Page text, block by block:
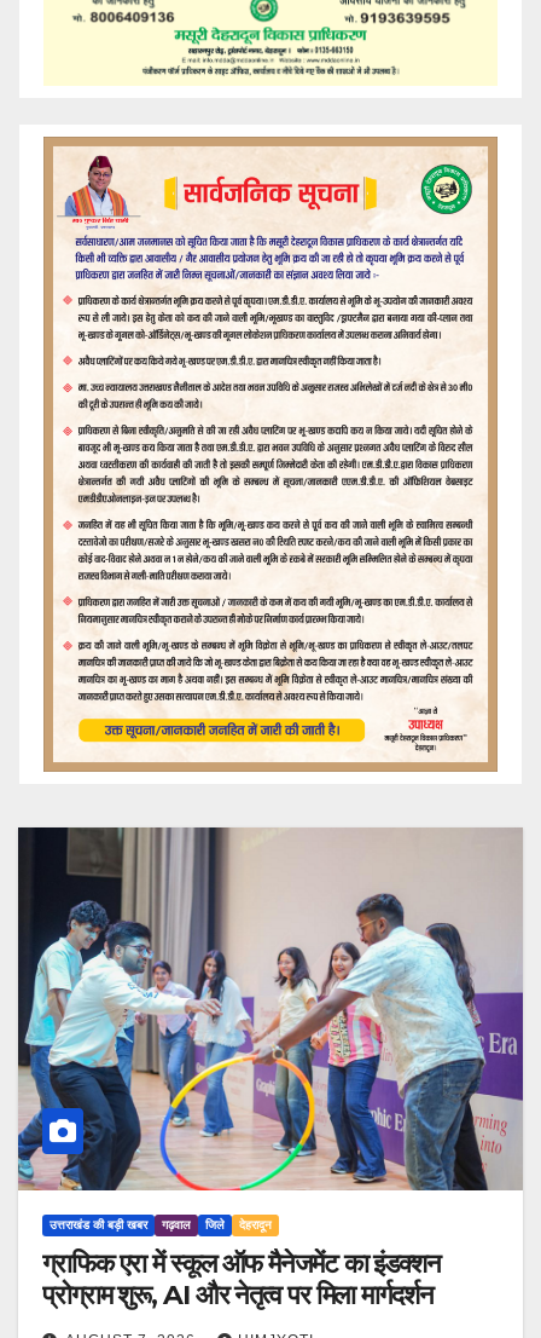
उत्तराखंड की बड़ी खबर गढ़वाल जिले देहरादून
ग्राफिक एरा में स्कूल ऑफ मैनेजमेंट का इंडक्शन
प्रोग्राम शुरू, AI और नेतृत्व पर मिला मार्गदर्शन